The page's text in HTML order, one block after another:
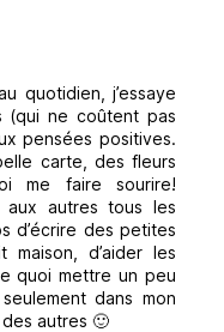
quotidien, j’essaye
(qui ne coûtent pas
pensées positives.
carte, des fleurs
me faire sourire!
aux autres tous les
d’écrire des petites
d’aider les
quoi mettre un peu
dans mon
autres 🙂